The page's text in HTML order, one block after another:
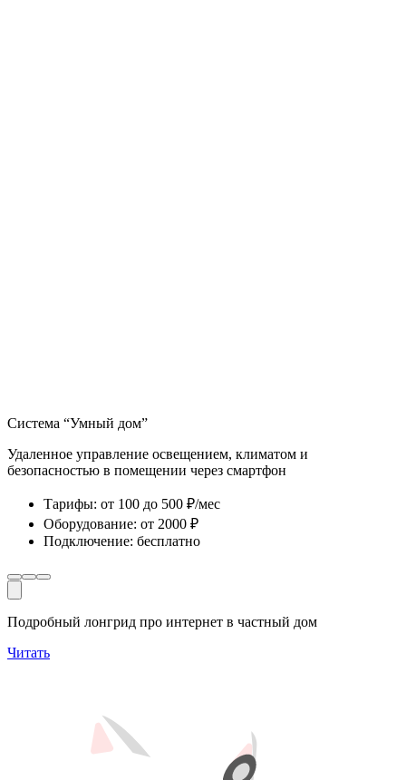
Система “Умный дом”
Удаленное управление освещением, климатом и
безопасностью в помещении через смартфон
Тарифы: от 100 до 500 ₽/мес
Оборудование: от 2000 ₽
Подключение: бесплатно
Подробный лонгрид про интернет в частный дом
Читать